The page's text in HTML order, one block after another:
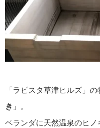
「ラビスタ草津ヒルズ」
き 」。
ベランダに天然温泉のヒ